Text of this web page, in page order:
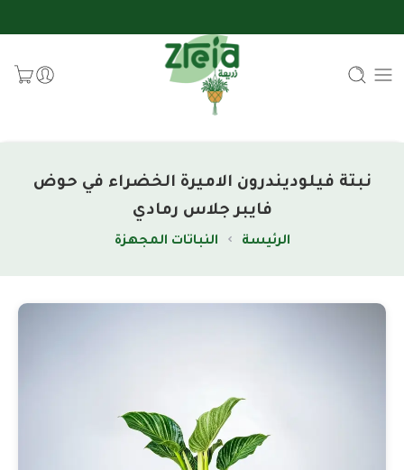
نبتة فيلوديندرون الاميرة الخضراء في حوض
فايبر جلاس رمادي
الرئيسة النباتات المجهزة